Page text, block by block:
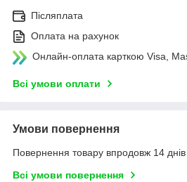
Післяплата
Оплата на рахунок
Онлайн-оплата карткою Visa,
Всі умови оплати
Умови повернення
Повернення товару впродовж 14
Всі умови повернення